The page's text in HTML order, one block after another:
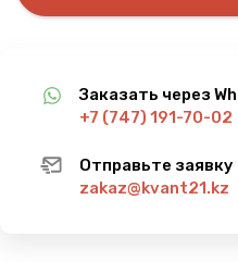
Заказать через
+7 (747) 191-70-02
Отправьте заявку
zakaz@kvant21.kz